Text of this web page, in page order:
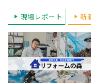
現場レポート 新